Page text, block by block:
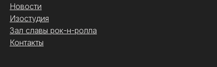
Новости
Изостудия
Зал славы рок-н-ролла
Контакты